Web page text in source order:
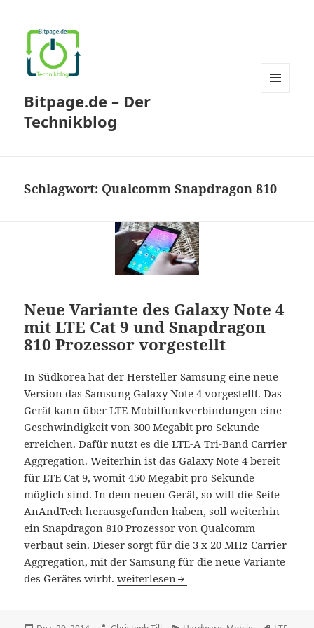
Bitpage.de – Der
Technikblog
Schlagwort: Qualcomm Snapdragon 810
Neue Variante des Galaxy Note 4
mit LTE Cat 9 und Snapdragon
810 Prozessor vorgestellt
In Südkorea hat der Hersteller Samsung eine neue
Version das Samsung Galaxy Note 4 vorgestellt. Das
Gerät kann über LTE-Mobilfunkverbindungen eine
Geschwindigkeit von 300 Megabit pro Sekunde
erreichen. Dafür nutzt es die LTE-A Tri-Band Carrier
Aggregation. Weiterhin ist das Galaxy Note 4 bereit
für LTE Cat 9, womit 450 Megabit pro Sekunde
möglich sind. In dem neuen Gerät, so will die Seite
AnAndTech herausgefunden haben, soll weiterhin
ein Snapdragon 810 Prozessor von Qualcomm
verbaut sein. Dieser sorgt für die 3 x 20 MHz Carrier
Aggregation, mit der Samsung für die neue Variante
des Gerätes wirbt.Neue Variante des Galaxy Note 4 mit
weiterlesen